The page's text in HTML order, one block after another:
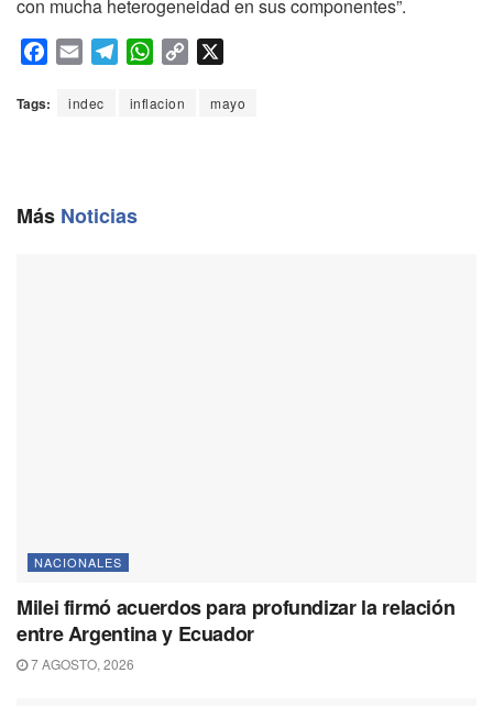
con mucha heterogeneidad en sus componentes”.
c
o
a
a
W
a
Tags: indec inflacion mayo
Más Noticias
NACIONALES
Milei firmó acuerdos para profundizar la relación
entre Argentina y Ecuador
7 AGOSTO, 2026